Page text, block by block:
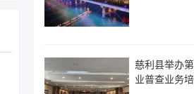
慈利县举办
业普查业务